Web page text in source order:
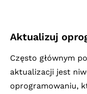
Aktualizuj
Często głównym
aktualizacji jest
oprogramowaniu,